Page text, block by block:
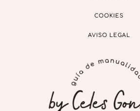
COOKIES
AVISO LEGAL